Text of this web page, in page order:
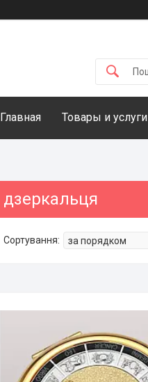
Главная Товары и услуги
дзеркальця